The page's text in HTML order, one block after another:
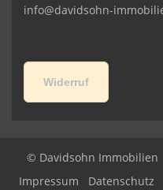
info@davidsohn-
Widerruf
© Davidsohn Immobilien
Impressum
Datenschutz